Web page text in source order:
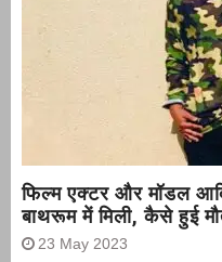
फिल्म एक्टर और मॉडल
बाथरूम में मिली, कैसे हुई
23 May 2023